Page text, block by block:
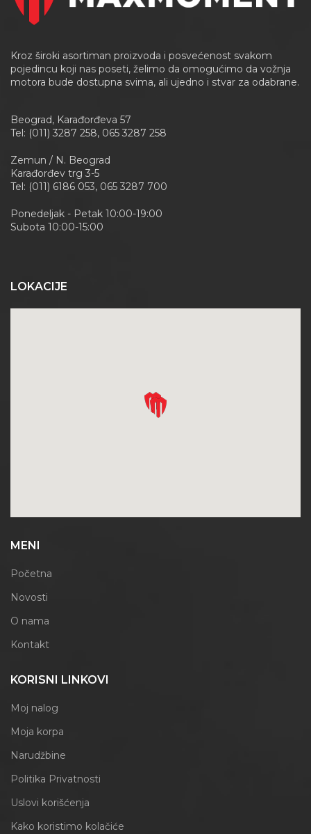
Kroz široki asortiman proizvoda i posvećenost svakom
pojedincu koji nas poseti, želimo da omogućimo da vožnja
motora bude dostupna svima, ali ujedno i stvar za odabrane.
Beograd, Karađorđeva 57
Tel: (011) 3287 258, 065 3287 258
Zemun / N. Beograd
Karađorđev trg 3-5
Tel: (011) 6186 053, 065 3287 700
Ponedeljak - Petak 10:00-19:00
Subota 10:00-15:00
LOKACIJE
MENI
Početna
Novosti
O nama
Kontakt
KORISNI LINKOVI
Moj nalog
Moja korpa
Narudžbine
Politika Privatnosti
Uslovi korišćenja
Kako koristimo kolačiće